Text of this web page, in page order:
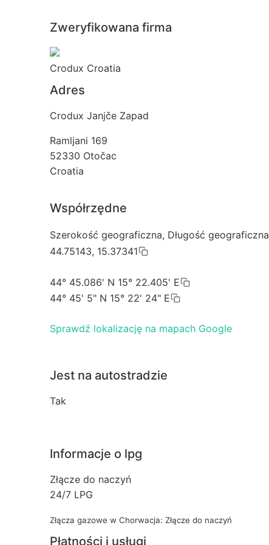
Zweryfikowana firma
Crodux Croatia
Adres
Crodux Janjče Zapad
Ramljani 169
52330 Otočac
Croatia
Współrzędne
Szerokość geograficzna, Długość geograficzna
44.75143, 15.37341
44° 45.086' N 15° 22.405' E
44° 45' 5" N 15° 22' 24" E
Sprawdź lokalizację na mapach Google
Jest na autostradzie
Tak
Informacje o lpg
Złącze do naczyń
24/7 LPG
Złącza gazowe w Chorwacja: Złącze do naczyń
Płatności i usługi